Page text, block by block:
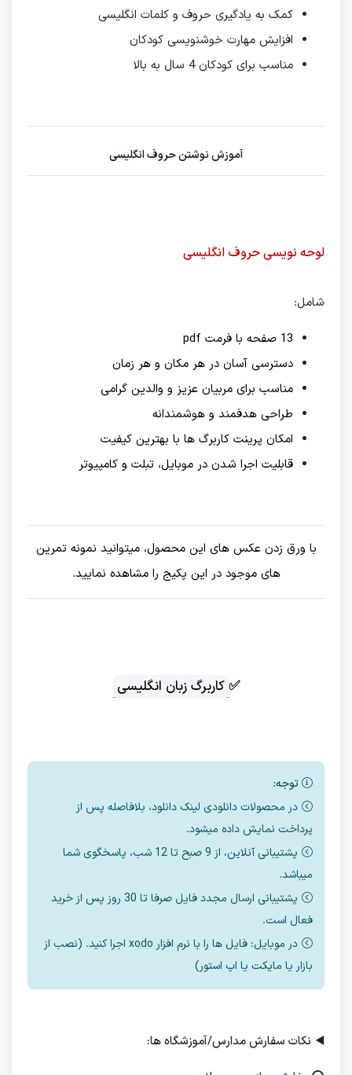
کمک به یادگیری حروف و کلمات انگلیسی
افزایش مهارت خوشنویسی کودکان
مناسب برای کودکان 4 سال به بالا
آموزش نوشتن حروف انگلیسی
لوحه نویسی حروف انگلیسی
شامل:
13 صفحه با فرمت pdf
دسترسی آسان در هر مکان و هر زمان
مناسب برای مربیان عزیز و والدین گرامی
طراحی هدفمند و هوشمندانه
امکان پرینت کاربرگ ها با بهترین کیفیت
قابلیت اجرا شدن در موبایل، تبلت و کامپیوتر
با ورق زدن عکس های این محصول، میتوانید نمونه تمرین
های موجود در این پکیج را مشاهده نمایید.
✅ کاربرگ زبان انگلیسی
توجه:
در محصولات دانلودی لینک دانلود، بلافاصله پس از
پرداخت نمایش داده میشود.
پشتیبانی آنلاین، از 9 صبح تا 12 شب، پاسخگوی شما
میباشد.
پشتیبانی ارسال مجدد فایل صرفا تا 30 روز پس از خرید
فعال است.
در موبایل: فایل ها را با نرم افزار xodo اجرا کنید. (نصب از
بازار یا مایکت یا اپ استور)
◀️ نکات سفارش مدارس/آموزشگاه ها: